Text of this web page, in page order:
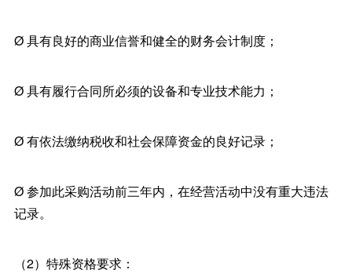
Ø 具有良好的商业信誉和健全的财务会计制度；
Ø 具有履行合同所必须的设备和专业技术能力；
Ø 有依法缴纳税收和社会保障资金的良好记录；
Ø 参加此采购活动前三年内，在经营活动中没有重大违法
记录。
（2）特殊资格要求：